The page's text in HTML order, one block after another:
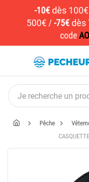
-10€dès 100€
500€/ -75€ dès
code
Pêche